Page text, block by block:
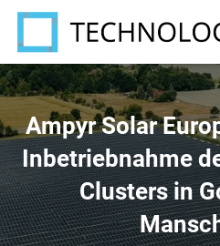
Ampyr Solar
Inbetriebnahme
Clusters in